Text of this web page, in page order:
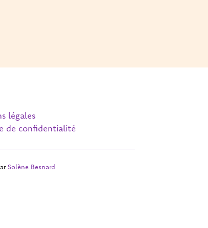
légales
de confidentialité
Solène Besnard